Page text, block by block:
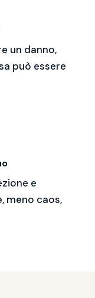
un danno,
può essere
e
meno caos,